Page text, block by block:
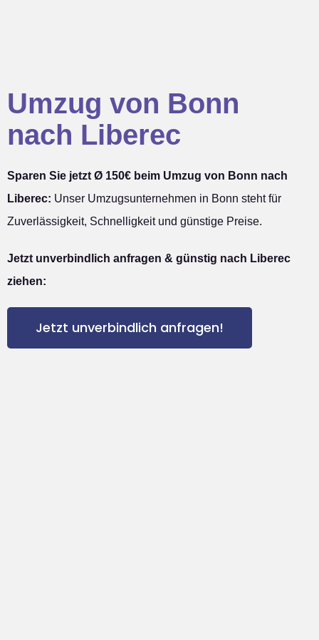
Umzug von Bonn
nach Liberec
Sparen Sie jetzt Ø 150€ beim Umzug von Bonn nach
Liberec: Unser Umzugsunternehmen in Bonn steht für
Zuverlässigkeit, Schnelligkeit und günstige Preise.
Jetzt unverbindlich anfragen & günstig nach Liberec
ziehen:
Jetzt unverbindlich anfragen!